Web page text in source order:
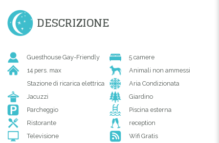
DESCRIZIONE
Guesthouse Gay-Friendly
5 camere
14 pers. max
Animali non ammessi
Stazione di ricarica elettrica
Aria Condizionata
Jacuzzi
Giardino
Parcheggio
Piscina esterna
Ristorante
reception
Televisione
Wifi Gratis